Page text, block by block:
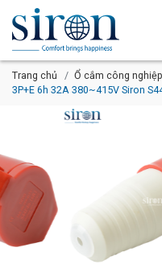
Trang chủ Ổ cắm công
3P+E 6h 32A 380~415V Siron